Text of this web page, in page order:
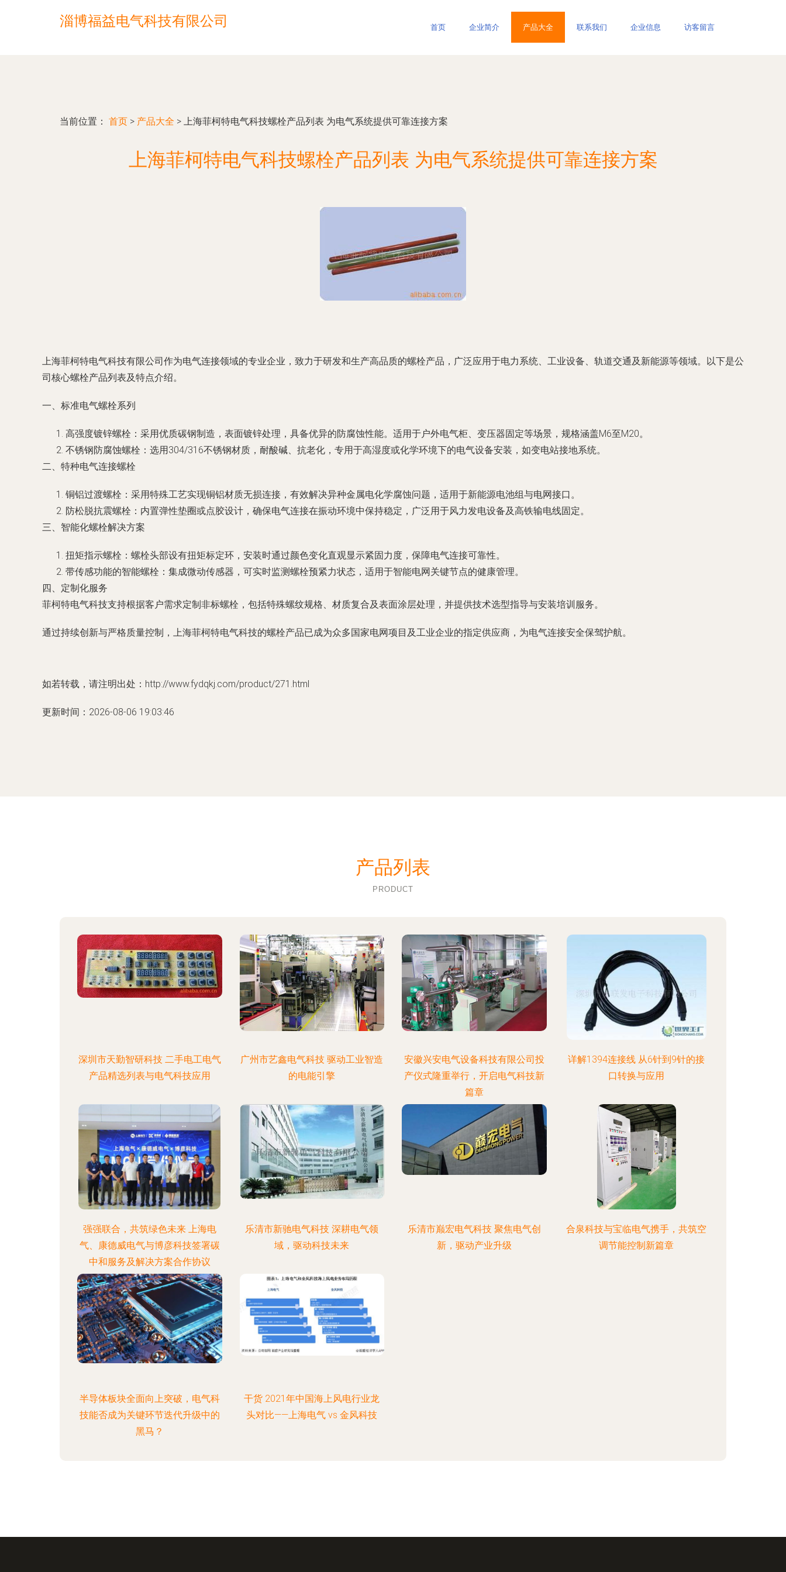
淄博福益电气科技有限公司 首页 企业简介 产品大全 联系我们 企业信息 访客留言
当前位置： 首页 > 产品大全 > 上海菲柯特电气科技螺栓产品列表 为电气系统提供可靠连接方案
上海菲柯特电气科技螺栓产品列表 为电气系统提供可靠连接方案
上海菲柯特电气科技有限公司作为电气连接领域的专业企业，致力于研发和生产高品质的螺栓产品，广泛应用于电力系统、工业设备、轨道交通及新能源等领域。以下是公
司核心螺栓产品列表及特点介绍。
一、标准电气螺栓系列
高强度镀锌螺栓：采用优质碳钢制造，表面镀锌处理，具备优异的防腐蚀性能。适用于户外电气柜、变压器固定等场景，规格涵盖M6至M20。
不锈钢防腐蚀螺栓：选用304/316不锈钢材质，耐酸碱、抗老化，专用于高湿度或化学环境下的电气设备安装，如变电站接地系统。
二、特种电气连接螺栓
铜铝过渡螺栓：采用特殊工艺实现铜铝材质无损连接，有效解决异种金属电化学腐蚀问题，适用于新能源电池组与电网接口。
防松脱抗震螺栓：内置弹性垫圈或点胶设计，确保电气连接在振动环境中保持稳定，广泛用于风力发电设备及高铁输电线固定。
三、智能化螺栓解决方案
扭矩指示螺栓：螺栓头部设有扭矩标定环，安装时通过颜色变化直观显示紧固力度，保障电气连接可靠性。
带传感功能的智能螺栓：集成微动传感器，可实时监测螺栓预紧力状态，适用于智能电网关键节点的健康管理。
四、定制化服务
菲柯特电气科技支持根据客户需求定制非标螺栓，包括特殊螺纹规格、材质复合及表面涂层处理，并提供技术选型指导与安装培训服务。
通过持续创新与严格质量控制，上海菲柯特电气科技的螺栓产品已成为众多国家电网项目及工业企业的指定供应商，为电气连接安全保驾护航。
如若转载，请注明出处：http://www.fydqkj.com/product/271.html
更新时间：2026-08-06 19:03:46
产品列表
PRODUCT
深圳市天勤智研科技 二手电工电气
产品精选列表与电气科技应用
广州市艺鑫电气科技 驱动工业智造
的电能引擎
安徽兴安电气设备科技有限公司投
产仪式隆重举行，开启电气科技新
篇章
详解1394连接线 从6针到9针的接
口转换与应用
强强联合，共筑绿色未来 上海电
气、康德威电气与博彦科技签署碳
中和服务及解决方案合作协议
乐清市新驰电气科技 深耕电气领
域，驱动科技未来
乐清市巅宏电气科技 聚焦电气创
新，驱动产业升级
合泉科技与宝临电气携手，共筑空
调节能控制新篇章
半导体板块全面向上突破，电气科
技能否成为关键环节迭代升级中的
黑马？
干货 2021年中国海上风电行业龙
头对比——上海电气 vs 金风科技